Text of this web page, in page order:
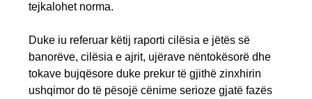
tejkalohet norma.
Duke iu referuar këtij raporti cilësia e jëtës së
banorëve, cilësia e ajrit, ujërave nëntokësorë dhe
tokave bujqësore duke prekur të gjithë zinxhirin
ushqimor do të pësojë cënime serioze gjatë fazës